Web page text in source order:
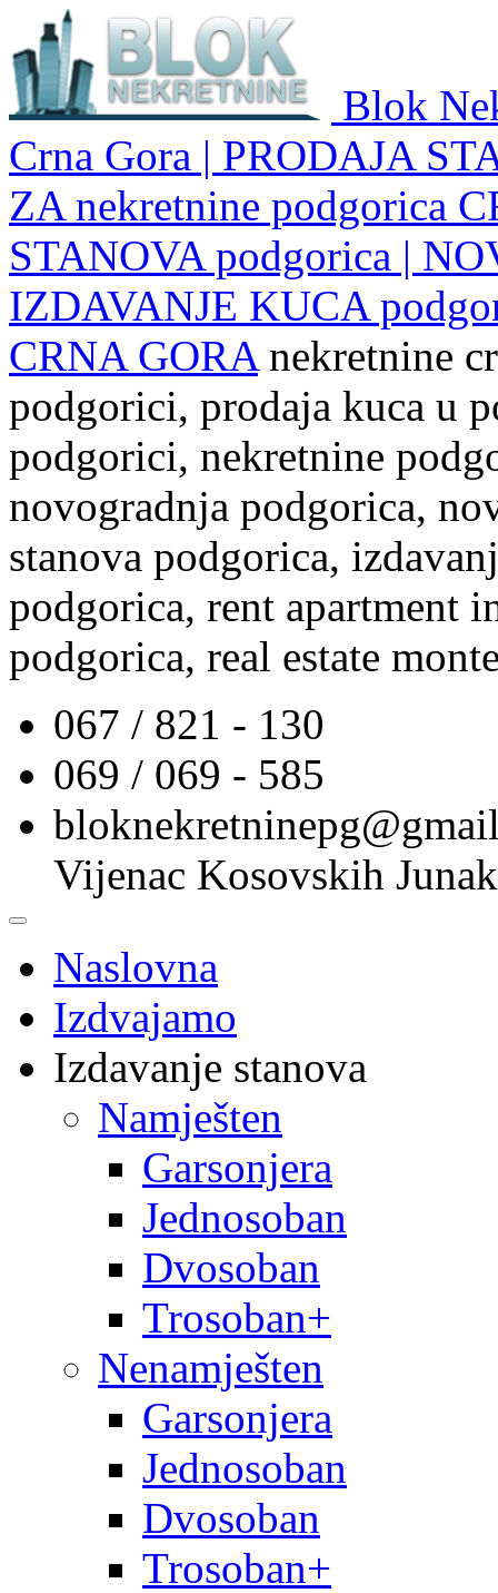
Blok
Crna Gora | PRODAJA
ZA nekretnine podgorica
STANOVA podgorica |
IZDAVANJE KUCA
CRNA GORA nekretnine
podgorici, prodaja kuca u
podgorici, nekretnine
novogradnja podgorica,
stanova podgorica,
podgorica, rent apartment
podgorica, real estate
067 / 821 - 130
069 / 069 - 585
Vijenac Kosovskih
Naslovna
Izdvajamo
Izdavanje stanova
Namješten
Garsonjera
Jednosoban
Dvosoban
Trosoban+
Nenamješten
Garsonjera
Jednosoban
Dvosoban
Trosoban+